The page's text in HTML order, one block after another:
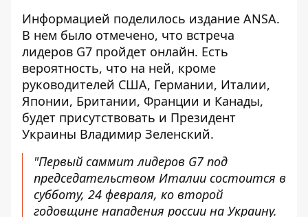
Информацией поделилось издание ANSA.
В нем было отмечено, что встреча
лидеров G7 пройдет онлайн. Есть
вероятность, что на ней, кроме
руководителей США, Германии, Италии,
Японии, Британии, Франции и Канады,
будет присутствовать и Президент
Украины Владимир Зеленский.
"Первый саммит лидеров G7 под
председательством Италии состоится в
субботу, 24 февраля, ко второй
годовщине нападения россии на Украину.